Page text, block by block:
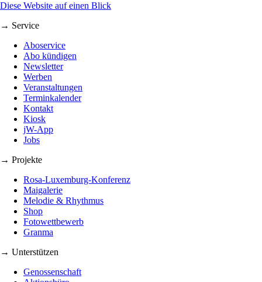
Diese Website auf einen Blick
→ Service
Aboservice
Abo kündigen
Newsletter
Werben
Veranstaltungen
Terminkalender
Kontakt
Kiosk
jW-App
Jobs
→ Projekte
Rosa-Luxemburg-Konferenz
Maigalerie
Melodie & Rhythmus
Shop
Fotowettbewerb
Granma
→ Unterstützen
Genossenschaft